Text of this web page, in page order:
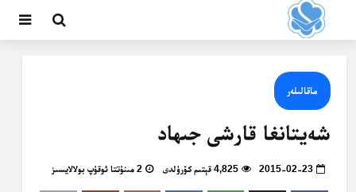
ماقالىلەر
شەيتانغا قارشى جىھاد
2015-02-23 4,825 قېتىم كۆرۈلدى 2 مىنۇتتا ئوقۇپ بولالايسىز